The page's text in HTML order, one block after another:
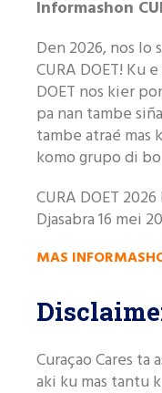
Informashon
Den 2026, nos lo
CURA DOET! Ku
DOET nos kier
pa nan tambe
tambe atraé mas
komo grupo di
CURA DOET
Djasabra 16 mei
MAS
Curaçao Cares
aki ku mas tantu